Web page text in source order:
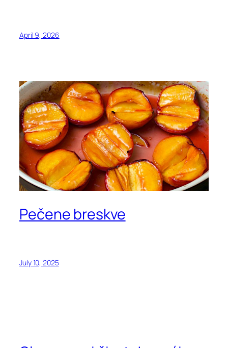
April 9, 2026
Pečene breskve
July 10, 2025